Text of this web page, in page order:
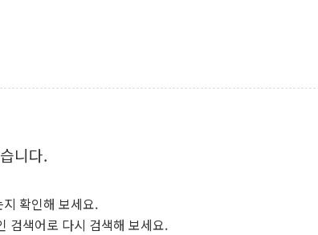
니다.
확인해 보세요.
검색어로 다시 검색해 보세요.